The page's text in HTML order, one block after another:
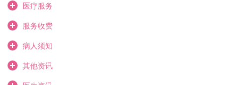
医疗服务
服务收费
病人须知
其他资讯